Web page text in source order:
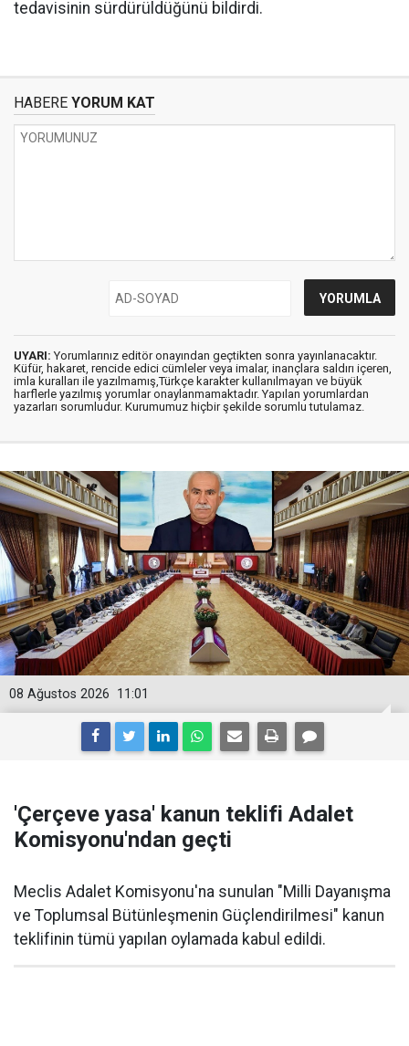
tedavisinin sürdürüldüğünü bildirdi.
HABERE YORUM KAT
UYARI: Yorumlarınız editör onayından geçtikten sonra yayınlanacaktır.
Küfür, hakaret, rencide edici cümleler veya imalar, inançlara saldırı içeren,
imla kuralları ile yazılmamış,Türkçe karakter kullanılmayan ve büyük
harflerle yazılmış yorumlar onaylanmamaktadır. Yapılan yorumlardan
yazarları sorumludur. Kurumumuz hiçbir şekilde sorumlu tutulamaz.
11:01
08 Ağustos 2026
'Çerçeve yasa' kanun teklifi Adalet
Komisyonu'ndan geçti
Meclis Adalet Komisyonu'na sunulan "Milli Dayanışma
ve Toplumsal Bütünleşmenin Güçlendirilmesi" kanun
teklifinin tümü yapılan oylamada kabul edildi.